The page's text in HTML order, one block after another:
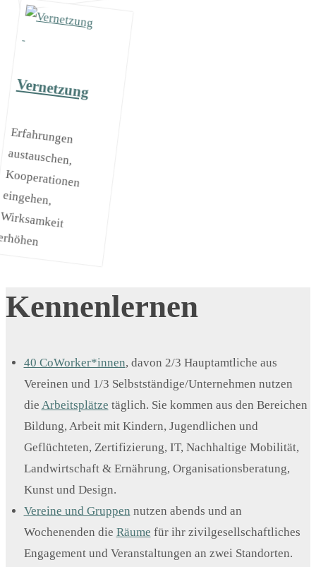
Vernetzung
Erfahrungen
austauschen,
Kooperationen
eingehen,
Wirksamkeit
Kennenlernen
40 CoWorker*innen, davon 2/3 Hauptamtliche aus
Vereinen und 1/3 Selbstständige/Unternehmen nutzen
die Arbeitsplätze täglich. Sie kommen aus den Bereichen
Bildung, Arbeit mit Kindern, Jugendlichen und
Geflüchteten, Zertifizierung, IT, Nachhaltige Mobilität,
Landwirtschaft & Ernährung, Organisationsberatung,
Kunst und Design.
Vereine und Gruppen nutzen abends und an
Wochenenden die Räume für ihr zivilgesellschaftliches
Engagement und Veranstaltungen an zwei Standorten.